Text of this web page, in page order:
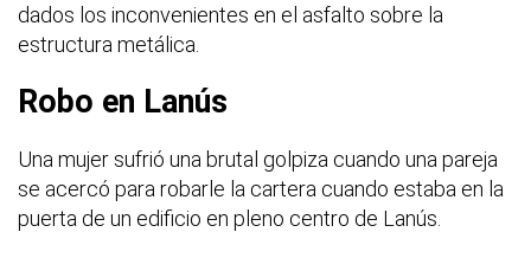
dados los inconvenientes en el asfalto sobre la
estructura metálica.
Robo en Lanús
Una mujer sufrió una brutal golpiza cuando una pareja
se acercó para robarle la cartera cuando estaba en la
puerta de un edificio en pleno centro de Lanús.